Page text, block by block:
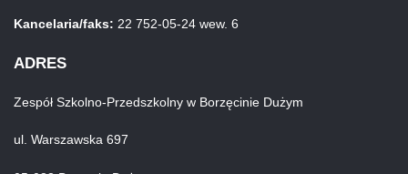
Kancelaria/faks: 22 752-05-24 wew. 6
ADRES
Zespół Szkolno-Przedszkolny w Borzęcinie Dużym
ul. Warszawska 697